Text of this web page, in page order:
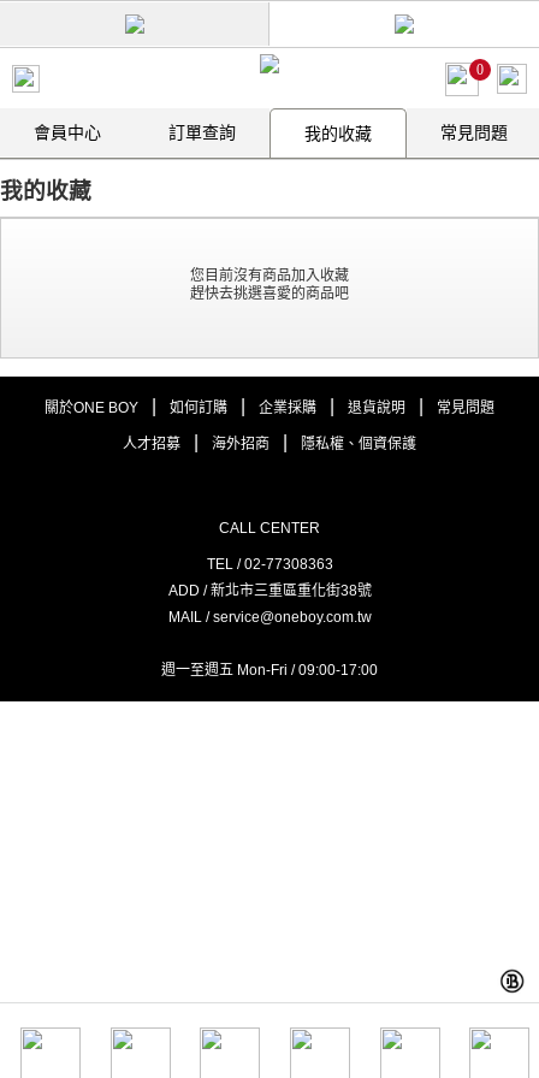
0
會員中心 訂單查詢 我的收藏 常見問題
我的收藏
您目前沒有商品加入收藏
趕快去挑選喜愛的商品吧
關於ONE BOY 如何訂購 企業採購 退貨說明 常見問題
人才招募 海外招商 隱私權、個資保護
CALL CENTER
TEL / 02-77308363
ADD / 新北市三重區重化街38號
MAIL / service@oneboy.com.tw
週一至週五 Mon-Fri / 09:00-17:00